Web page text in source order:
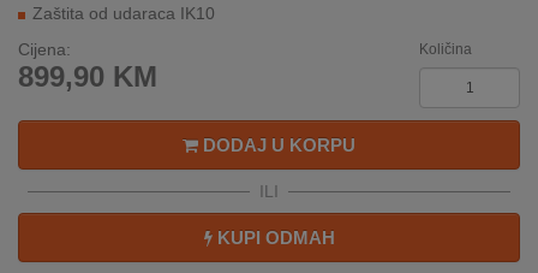
U
PONUDI
KONTAKT
Zaštita od udaraca IK10
Cijena:
899,90 KM
Količina
DODAJ U KORPU
ILI
KUPI ODMAH